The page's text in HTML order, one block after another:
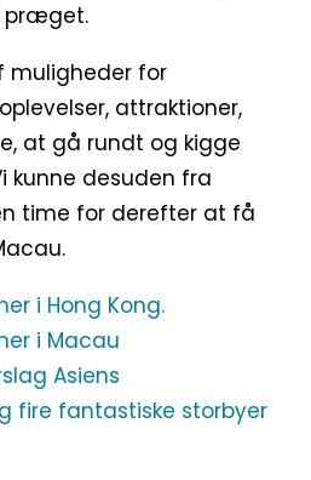
præget.
muligheder for
attraktioner,
at gå rundt og kigge
kunne desuden fra
time for derefter at få
i Hong Kong.
i Macau
Asiens
fire fantastiske storbyer